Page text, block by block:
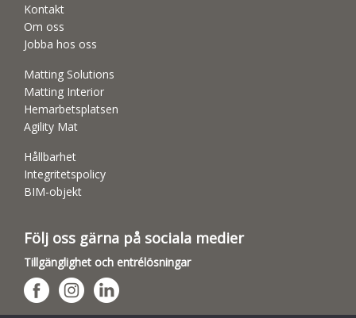
Kontakt
Om oss
Jobba hos oss
Matting Solutions
Matting Interior
Hemarbetsplatsen
Agility Mat
Hållbarhet
Integritetspolicy
BIM-objekt
Följ oss gärna på sociala medier
Tillgänglighet och entrélösningar